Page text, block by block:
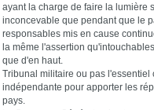
ayant la charge de faire la lumière
inconcevable que pendant que le
responsables mis en cause
la même l'assertion
que d'en haut.
Tribunal militaire ou pas
indépendante pour apporter les
pays.